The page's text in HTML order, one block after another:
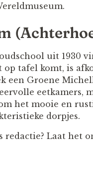
uit 1930
op tafel komt, is
een Groene
eetkamers,
het mooie en
dorpjes.
Laat het